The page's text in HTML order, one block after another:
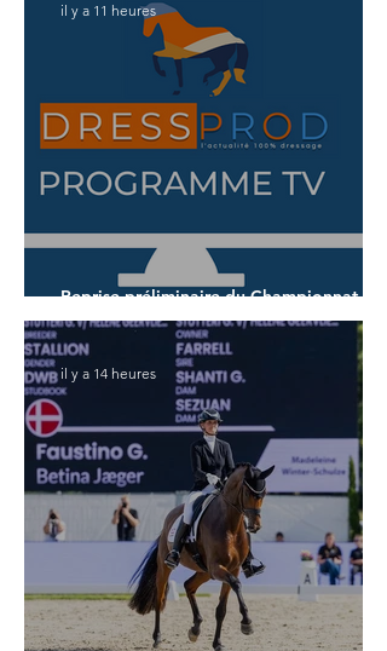
Reprise préliminaire du Championnat du
Monde des 5 ans
il y a 11 heures
il y a 14 heures